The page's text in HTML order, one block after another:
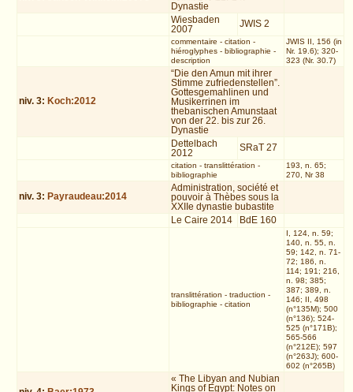
Dynastie
Wiesbaden
2007
JWIS 2
commentaire - citation -
hiéroglyphes- bibliographie -
description
JWIS II, 156 (in
Nr. 19.6); 320-
323 (Nr. 30.7)
niv. 3: Koch:2012
“Die den Amun mit ihrer
Stimme zufriedenstellen”.
Gottesgemahlinen und
Musikerrinen im
thebanischen Amunstaat
von der 22. bis zur 26.
Dynastie
Dettelbach
2012
SRaT 27
citation - translittération -
bibliographie
193, n. 65;
270, Nr 38
niv. 3: Payraudeau:2014
Administration, société et
pouvoir à Thèbes sous la
XXIIe dynastie bubastite
Le Caire 2014
BdE 160
translittération - traduction -
bibliographie - citation
I, 124, n. 59;
140, n. 55, n.
59; 142, n. 71-
72; 186, n.
114; 191; 216,
n. 98; 385;
387; 389, n.
146; II, 498
(n°135M); 500
(n°136); 524-
525 (n°171B);
565-566
(n°212E); 597
(n°263J); 600-
602 (n°265B)
« The Libyan and Nubian
Kings of Egypt: Notes on